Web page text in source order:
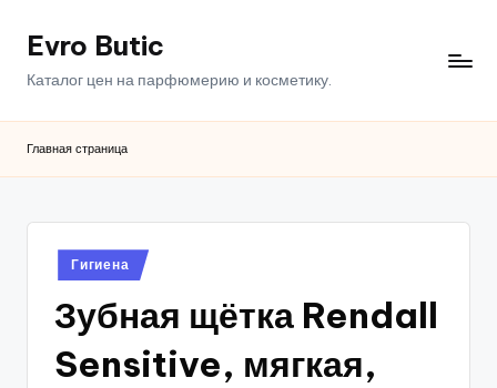
ПерейтиEvro Butic
Каталог цен на парфюмерию и косметику.
Главная страница
Опубликовано
в
Гигиена
Зубная щётка Rendall
Sensitive, мягкая,